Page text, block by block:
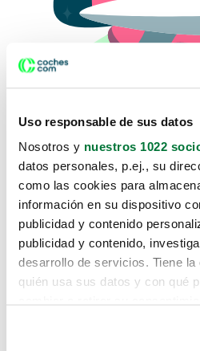
Uso responsable de sus datos
Nosotros y nuestros 1022
datos personales, p.ej., su
como las cookies para
información en su dispositivo
publicidad y contenido
publicidad y contenido,
desarrollo de servicios. Tiene
quién usa sus datos y con qué
Lo sentimos, no
te hemos traido
Pero puedes encontrar el
buscando en alguno de